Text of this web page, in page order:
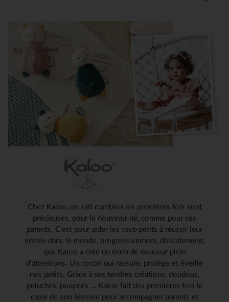
Chez Kaloo, on sait combien les premières fois sont
précieuses, pour le nouveau-né, comme pour ses
parents. C’est pour aider les tout-petits à réussir leur
entrée dans le monde, progressivement, délicatement,
que Kaloo a créé un écrin de douceur plein
d’attentions. Un cocon qui rassure, protège et éveille
nos petits. Grâce à ses tendres créations, doudous,
peluches, poupées … Kaloo fait des premières fois le
cœur de son histoire pour accompagner parents et